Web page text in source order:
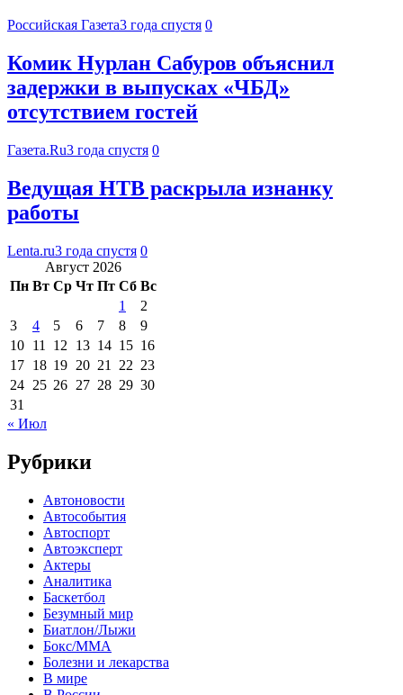
Российская Газета3 года спустя 0
Комик Нурлан Сабуров объяснил
задержки в выпусках «ЧБД»
отсутствием гостей
Газета.Ru3 года спустя 0
Ведущая НТВ раскрыла изнанку
работы
Lenta.ru3 года спустя 0
Август 2026
Пн Вт Ср Чт Пт Сб Вс
1
2
3
4 5 6 7 8
9
10 11 12 13 14 15 16
17 18 19 20 21 22 23
24 25 26 27 28 29 30
31
« Июл
Рубрики
Автоновости
Автособытия
Автоспорт
Автоэксперт
Актеры
Аналитика
Баскетбол
Безумный мир
Биатлон/Лыжи
Бокс/MMA
Болезни и лекарства
В мире